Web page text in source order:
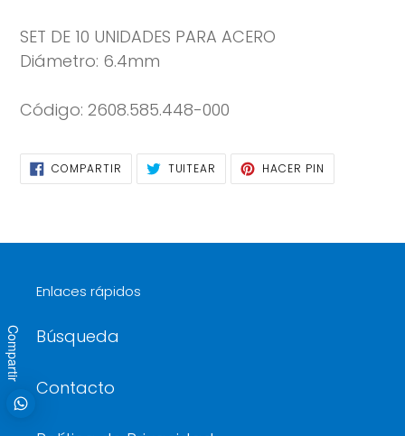
SET DE 10 UNIDADES PARA ACERO
Diámetro: 6.4mm
Código: 2608.585.448-000
COMPARTIR COMPARTIR
FACEBOOK
TUITEAR TUITEAR
TWITTER
HACER PIN
PINTEREST
Enlaces rápidos
Búsqueda
Contacto
Compartir